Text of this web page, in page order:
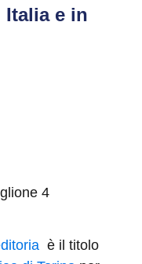
e in
4
è il titolo